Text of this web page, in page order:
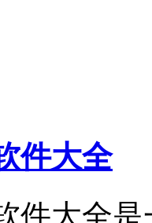
件大全
件大全